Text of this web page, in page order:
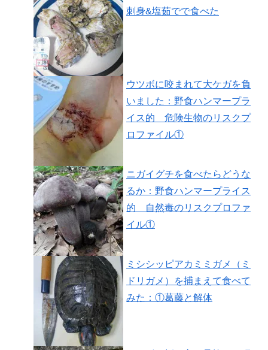
刺身&塩茹でで食べた
ウツボに咬まれて大ケガを負
いました：野食ハンマープラ
イス的 危険生物のリスクプ
ロファイル①
ニガイグチを食べたらどうな
るか：野食ハンマープライス
的 自然毒のリスクプロファ
イル①
ミシシッピアカミミガメ（ミ
ドリガメ）を捕まえて食べて
みた：①葛藤と解体